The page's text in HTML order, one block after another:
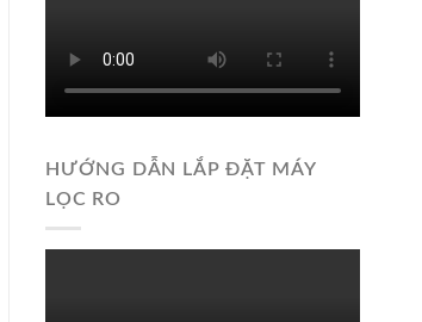
HƯỚNG DẪN LẮP ĐẶT MÁY
LỌC RO